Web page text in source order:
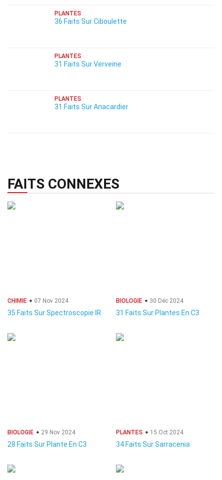
PLANTES
36 Faits Sur Ciboulette
PLANTES
31 Faits Sur Verveine
PLANTES
31 Faits Sur Anacardier
FAITS CONNEXES
CHIMIE 07 Nov 2024
35 Faits Sur Spectroscopie IR
BIOLOGIE 30 Déc 2024
31 Faits Sur Plantes En C3
BIOLOGIE 29 Nov 2024
28 Faits Sur Plante En C3
PLANTES 15 Oct 2024
34 Faits Sur Sarracenia